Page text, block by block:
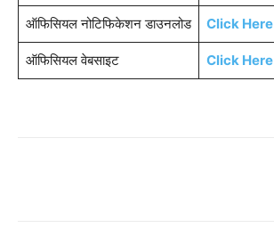
ऑफिसियल नोटिफिकेशन डाउनलोड Click Here
ऑफिसियल वेबसाइट Click Here